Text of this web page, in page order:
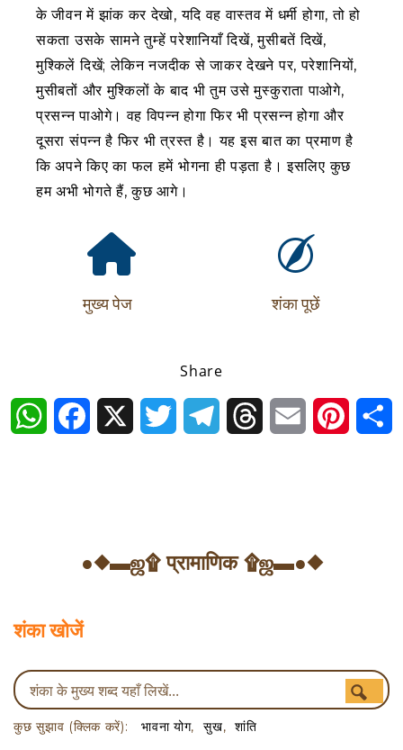
के जीवन में झांक कर देखो, यदि वह वास्तव में धर्मी होगा, तो हो
सकता उसके सामने तुम्हें परेशानियाँ दिखें, मुसीबतें दिखें,
मुश्किलें दिखें; लेकिन नजदीक से जाकर देखने पर, परेशानियों,
मुसीबतों और मुश्किलों के बाद भी तुम उसे मुस्कुराता पाओगे,
प्रसन्न पाओगे। वह विपन्न होगा फिर भी प्रसन्न होगा और
दूसरा संपन्न है फिर भी त्रस्त है। यह इस बात का प्रमाण है
कि अपने किए का फल हमें भोगना ही पड़ता है। इसलिए कुछ
हम अभी भोगते हैं, कुछ आगे।
मुख्य पेज शंका पूछें
Share
WhatsAppFacebook Twitter TelegramThreadsEmail
●◆▬ஜ۩ प्रामाणिक ۩ஜ▬●◆
शंका खोजें
कुछ सुझाव (क्लिक करें): भावना योग सुख शांति